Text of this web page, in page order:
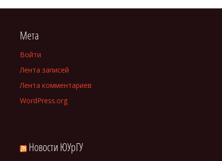
Мета
Войти
Лента записей
Лента комментариев
WordPress.org
Новости ЮУрГУ